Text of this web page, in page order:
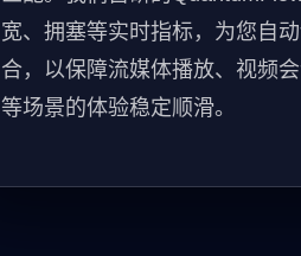
宽、拥塞等实时指标，为您自
合，以保障流媒体播放、视频
等场景的体验稳定顺滑。